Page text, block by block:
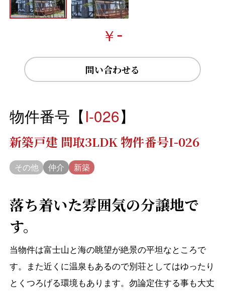
￥-
問い合わせる
物件番号【I-026】
新築戸建 間取3LDK 物件番号I-026
その他 仲介 新築
落ち着いた雰囲気の分譲地で
す。
当物件は富士山と海の眺望が絶景の平坦なところで
す。また近くに温泉もあるので別荘としてはゆったり
とくつろげる環境もあります。勿論定住する事も大丈